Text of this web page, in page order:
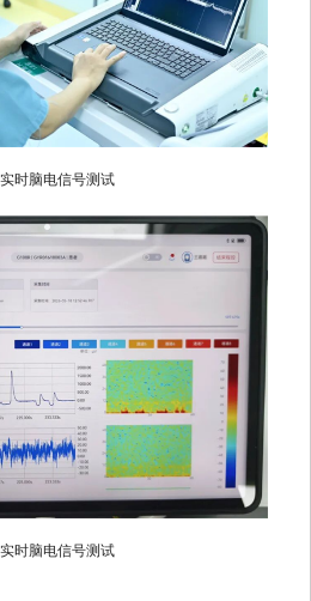
时脑电信号测试
时脑电信号测试